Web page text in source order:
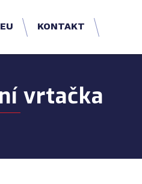
KONTAKT
vrtačka